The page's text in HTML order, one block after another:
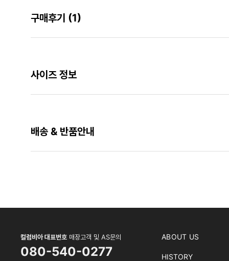
구매후기 (1)
사이즈 정보
배송 & 반품안내
컬럼비아 대표번호 매장고객 및 AS문의
080-540-0277
ABOUT US
HISTORY